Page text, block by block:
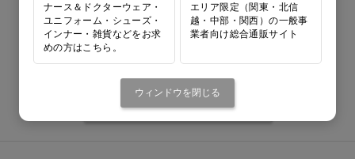
0120-418-167
番号をよくお確かめのうえ、
注文書ダウンロード
ナース＆ドクターウェア・
ユニフォーム・シューズ・
インナー・雑貨などをお求
めの方はこちら。
エリア限定（関東・北信
越・中部・関西）の一般事
業者向け総合通販サイト
ウィンドウを閉じる